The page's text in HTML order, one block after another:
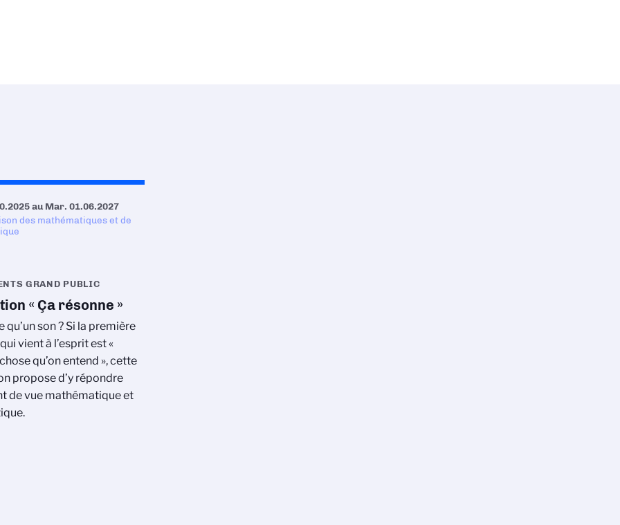
au Mar. 01.06.2027
des mathématiques et de
GRAND PUBLIC
« Ça résonne »
qu’un son ? Si la première
vient à l’esprit est «
qu’on entend », cette
propose d’y répondre
de vue mathématique et